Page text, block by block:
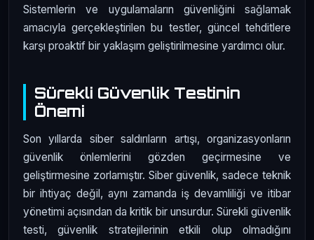
Sistemlerin ve uygulamaların güvenliğini sağlamak
amacıyla gerçekleştirilen bu testler, güncel tehditlere
karşı proaktif bir yaklaşım geliştirilmesine yardımcı olur.
Sürekli Güvenlik Testinin
Önemi
Son yıllarda siber saldırıların artışı, organizasyonların
güvenlik önlemlerini gözden geçirmesine ve
geliştirmesine zorlamıştır. Siber güvenlik, sadece teknik
bir ihtiyaç değil, aynı zamanda iş devamliliği ve itibar
yönetimi açısından da kritik bir unsurdur. Sürekli güvenlik
testi, güvenlik stratejilerinin etkili olup olmadığını